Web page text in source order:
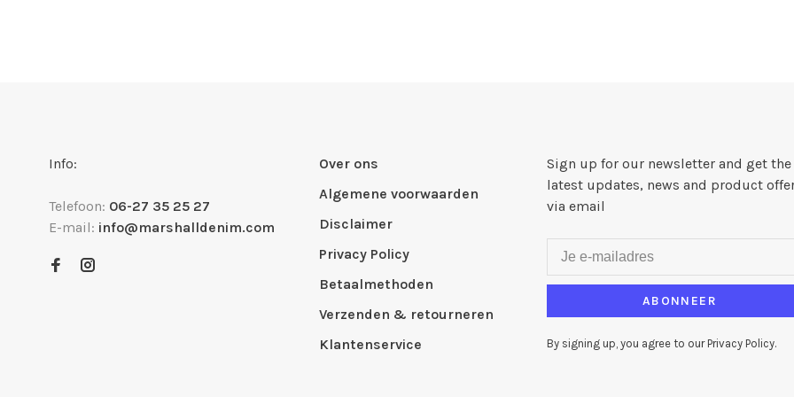
Info:
Telefoon: 06-27 35 25 27
E-mail: info@marshalldenim.com
Over ons
Algemene voorwaarden
Disclaimer
Privacy Policy
Betaalmethoden
Verzenden & retourneren
Klantenservice
Sign up for our newsletter and get the
latest updates, news and product
via email
ABONNEER
By signing up, you agree to our Privacy Policy.